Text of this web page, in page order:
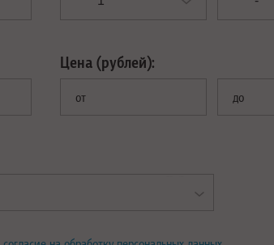
Цена (рублей):
от до